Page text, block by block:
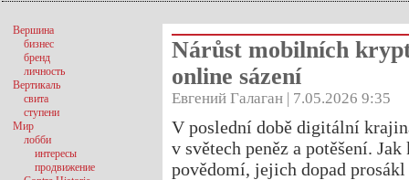
Nárůst mobilních
online sázení
Евгений Галаган | 7.05.2026 9:35
V poslední době digitální
v světech peněz a potěšení.
povědomí, jejich dopad
Вершина
бизнес
бренд
личность
Вертикаль
свита
ступени
Мир
лобби
интересы
продвижение